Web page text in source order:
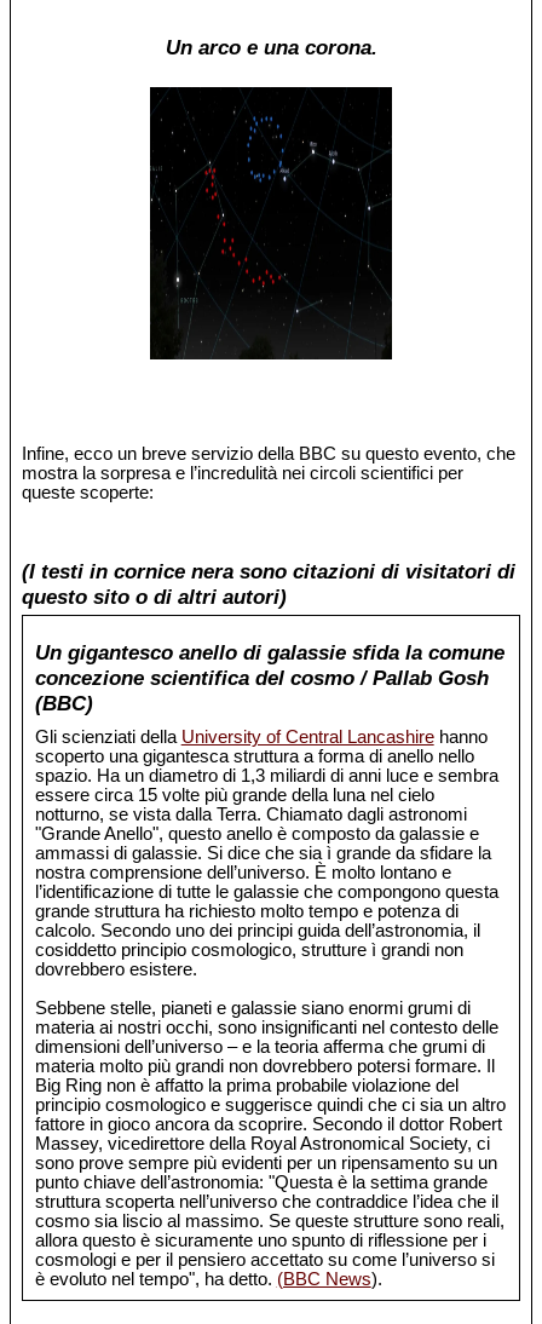
Un arco e una corona.
Infine, ecco un breve servizio della BBC su questo evento, che
mostra la sorpresa e l’incredulità nei circoli scientifici per
queste scoperte:
(I testi in cornice nera sono citazioni di visitatori di
questo sito o di altri autori)
Un gigantesco anello di galassie sfida la comune
concezione scientifica del cosmo / Pallab Gosh
(BBC)
Gli scienziati della University of Central Lancashirehanno
scoperto una gigantesca struttura a forma di anello nello
spazio. Ha un diametro di 1,3 miliardi di anni luce e sembra
essere circa 15 volte più grande della luna nel cielo
notturno, se vista dalla Terra. Chiamato dagli astronomi
"Grande Anello", questo anello è composto da galassie e
ammassi di galassie. Si dice che sia ì grande da sfidare la
nostra comprensione dell’universo. È molto lontano e
l’identificazione di tutte le galassie che compongono questa
grande struttura ha richiesto molto tempo e potenza di
calcolo. Secondo uno dei principi guida dell’astronomia, il
cosiddetto principio cosmologico, strutture ì grandi non
dovrebbero esistere.
Sebbene stelle, pianeti e galassie siano enormi grumi di
materia ai nostri occhi, sono insignificanti nel contesto delle
dimensioni dell’universo – e la teoria afferma che grumi di
materia molto più grandi non dovrebbero potersi formare. Il
Big Ring non è affatto la prima probabile violazione del
principio cosmologico e suggerisce quindi che ci sia un altro
fattore in gioco ancora da scoprire. Secondo il dottor Robert
Massey, vicedirettore della Royal Astronomical Society, ci
sono prove sempre più evidenti per un ripensamento su un
punto chiave dell’astronomia: "Questa è la settima grande
struttura scoperta nell’universo che contraddice l’idea che il
cosmo sia liscio al massimo. Se queste strutture sono reali,
allora questo è sicuramente uno spunto di riflessione per i
cosmologi e per il pensiero accettato su come l’universo si
è evoluto nel tempo", ha detto. (BBC News).